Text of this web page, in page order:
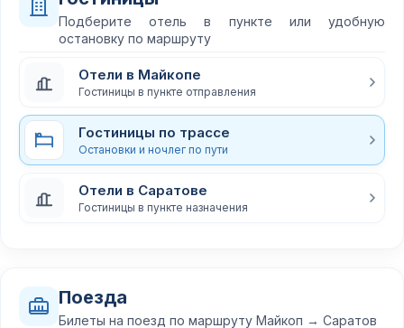
Подберите отель в пункте или удобную
остановку по маршруту
Отели в Майкопе
Гостиницы в пункте отправления
Гостиницы по трассе
Остановки и ночлег по пути
Отели в Саратове
Гостиницы в пункте назначения
Поезда
Билеты на поезд по маршруту Майкоп → Саратов